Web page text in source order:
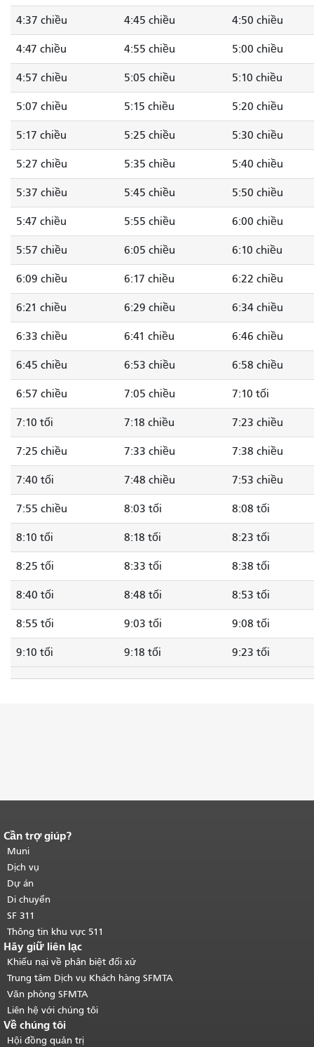
4:37 chiều 4:45 chiều 4:50 chiều
4:47 chiều 4:55 chiều 5:00 chiều
4:57 chiều 5:05 chiều 5:10 chiều
5:07 chiều 5:15 chiều 5:20 chiều
5:17 chiều 5:25 chiều 5:30 chiều
5:27 chiều 5:35 chiều 5:40 chiều
5:37 chiều 5:45 chiều 5:50 chiều
5:47 chiều 5:55 chiều 6:00 chiều
5:57 chiều 6:05 chiều 6:10 chiều
6:09 chiều 6:17 chiều 6:22 chiều
6:21 chiều 6:29 chiều 6:34 chiều
6:33 chiều 6:41 chiều 6:46 chiều
6:45 chiều 6:53 chiều 6:58 chiều
6:57 chiều 7:05 chiều 7:10 tối
7:10 tối 7:18 chiều 7:23 chiều
7:25 chiều 7:33 chiều 7:38 chiều
7:40 tối 7:48 chiều 7:53 chiều
7:55 chiều 8:03 tối 8:08 tối
8:10 tối 8:18 tối 8:23 tối
8:25 tối 8:33 tối 8:38 tối
8:40 tối 8:48 tối 8:53 tối
8:55 tối 9:03 tối 9:08 tối
9:10 tối 9:18 tối 9:23 tối
Kết thúc nội dung trang.
của trang này được lặp lại trên mọi
trang.Quay lại đầu trang nội dung
chính.
Cần trợ giúp?
Muni
Dịch vụ
Dự án
Di chuyển
SF 311
Thông tin khu vực 511
Hãy giữ liên lạc
Khiếu nại về phân biệt đối xử
Trung tâm Dịch vụ Khách hàng SFMTA
Văn phòng SFMTA
Liên hệ với chúng tôi
Về chúng tôi
Hội đồng quản trị